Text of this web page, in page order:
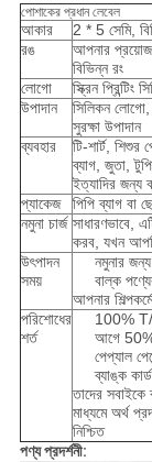
পোশাকের প্রধান লেবেল
আকার
2 * 5 সেমি,
রঙ
আপনার
বিভিন্ন রং
লোগো
স্ক্রিন
উপাদান
সিলিকন লোগো,
সুরক্ষা উপাদান
ব্যবহার
টি-শার্ট, শিশুর
ব্যাগ, জুতা,
ইত্যাদির জন্য
প্যাকেজ
পিপি ব্যাগ বা
নমুনা চার্জ সাধারণভাবে,
করব, যখন
উৎপাদন
সময়
নমুনার
বাল্ক
আপনার
পরিশোধের
শর্ত
100% T/
আগে 50%
পেপ্যাল
ব্যাঙ্ক
তাদের সবাইকে
মাধ্যমে অর্থ
নিশ্চিত
পণ্য প্রদর্শনী: